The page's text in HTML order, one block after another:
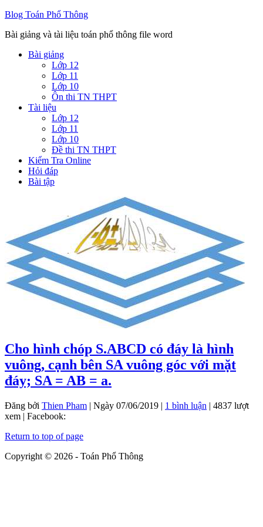
Blog Toán Phổ Thông
Bài giảng và tài liệu toán phổ thông file word
Bài giảng
Lớp 12
Lớp 11
Lớp 10
Ôn thi TN THPT
Tài liệu
Lớp 12
Lớp 11
Lớp 10
Đề thi TN THPT
Kiểm Tra Online
Hỏi đáp
Bài tập
Cho hình chóp S.ABCD có đáy là hình
vuông, cạnh bên SA vuông góc với mặt
đáy; SA = AB = a.
Đăng bởi Thien Pham | Ngày 07/06/2019 | 1 bình luận | 4837 lượt
xem | Facebook:
Return to top of page
Copyright © 2026 - Toán Phổ Thông